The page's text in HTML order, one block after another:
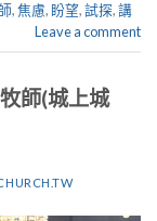
,焦慮, 盼望,試探,講
Leave a comment
師(城上城